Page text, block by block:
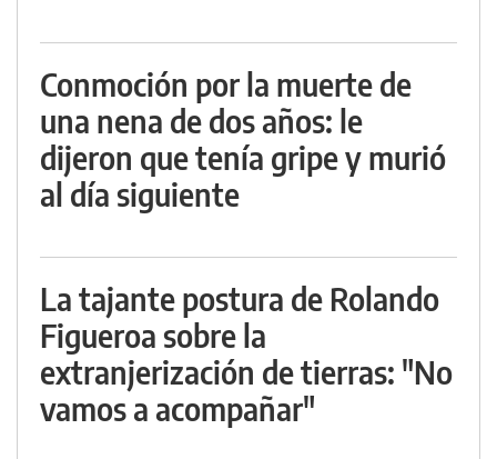
Conmoción por la muerte de
una nena de dos años: le
dijeron que tenía gripe y murió
al día siguiente
La tajante postura de Rolando
Figueroa sobre la
extranjerización de tierras: "No
vamos a acompañar"